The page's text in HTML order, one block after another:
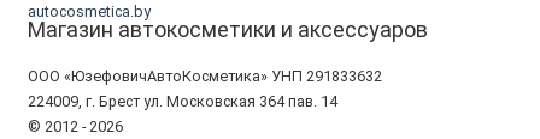
autocosmetica.by
Магазин автокосметики и аксессуаров
ООО «ЮзефовичАвтоКосметика» УНП 291833632
224009, г. Брест ул. Московская 364 пав. 14
© 2012 - 2026